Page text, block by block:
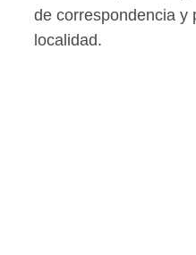
de correspondencia y
localidad.